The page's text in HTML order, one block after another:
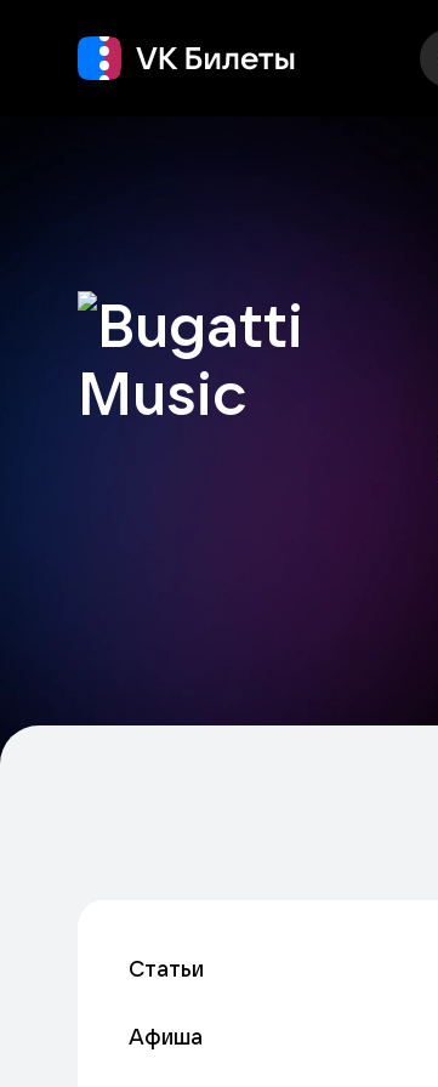
Статьи
Афиша